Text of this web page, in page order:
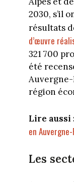
2030, s’il
résultats
d’œuvre
321 700
été
région
Lire aussi
en
Les